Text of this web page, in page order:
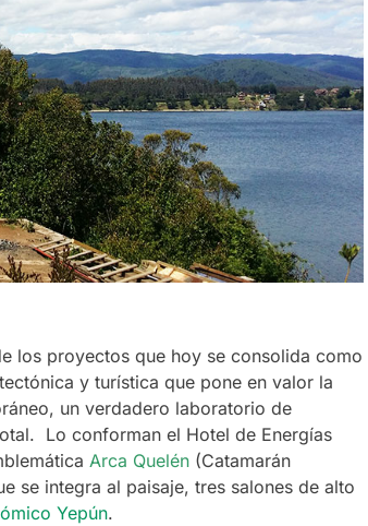
los proyectos que hoy se consolida como
y turística que pone en valor la
un verdadero laboratorio de
Lo conforman el Hotel de Energías
Arca Quelén (Catamarán
se integra al paisaje, tres salones de alto
Yepún.